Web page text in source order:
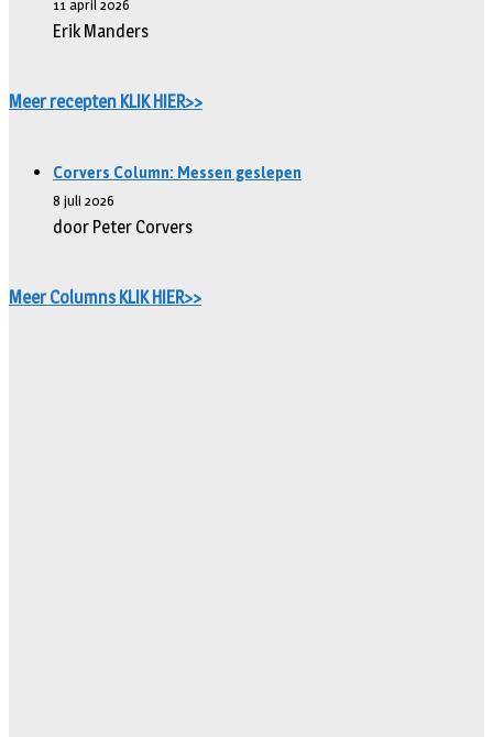
11 april 2026
Erik Manders
Meer recepten KLIK HIER>>
Corvers Column: Messen geslepen
8 juli 2026
door Peter Corvers
Meer Columns KLIK HIER>>